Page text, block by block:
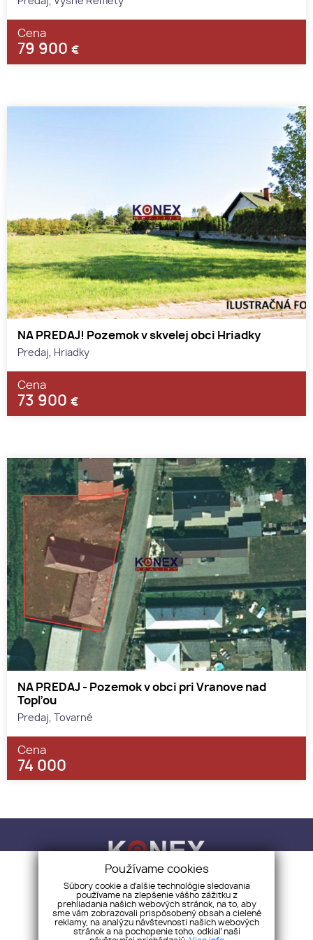
Cena
79 900 €
NA PREDAJ! Pozemok v skvelej obci Hriadky
Predaj, Hriadky
Cena
73 900 €
NA PREDAJ - Pozemok v obci pri Vranove nad
Topľou
Predaj, Tovarné
Cena
74 000
KONEX REALITY, s.r.o.
+421 918 883 321
info@konex-reality.sk
NEHNUTEĽNOSTI BLOG O NÁS KONTAKT CHCEM PREDAŤ
Používame cookies
Súbory cookie a ďalšie technológie sledovania
používame na zlepšenie vášho zážitku z
prehliadania našich webových stránok, na to, aby
sme vám zobrazovali prispôsobený obsah a cielené
reklamy, na analýzu návštevnosti našich webových
stránok a na pochopenie toho, odkiaľ naši